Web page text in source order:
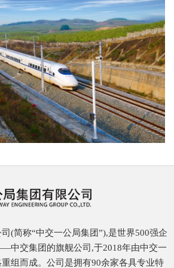
(简称“中交一公局集团”),是世界500强企
中交集团的旗舰公司,于2018年由中交一
组而成。公司是拥有90余家各具专业特